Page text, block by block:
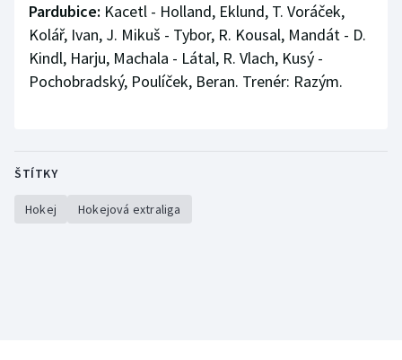
Pardubice: Kacetl - Holland, Eklund, T. Voráček,
Kolář, Ivan, J. Mikuš - Tybor, R. Kousal, Mandát - D.
Kindl, Harju, Machala - Látal, R. Vlach, Kusý -
Pochobradský, Poulíček, Beran. Trenér: Razým.
ŠTÍTKY
Hokej Hokejová extraliga